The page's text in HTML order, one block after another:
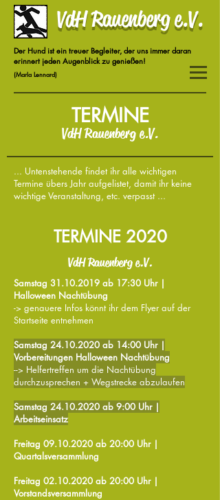
VdH Rauenberg e.V.
Der Hund ist ein treuer Begleiter, der uns immer daran
erinnert jeden Augenblick zu genießen!
(Marla Lennard)
TERMINE
VdH Rauenberg e.V.
... Untenstehende findet ihr alle wichtigen
Termine übers Jahr aufgelistet, damit ihr keine
wichtige Veranstaltung, etc. verpasst ...
TERMINE 2020
VdH Rauenberg e.V.
Samstag 31.10.2019 ab 17:30 Uhr |
Halloween Nachtübung
-> genauere Infos könnt ihr dem Flyer auf der
Startseite entnehmen
Samstag 24.10.2020 ab 14:00 Uhr |
Vorbereitungen Halloween Nachtübung
--> Helfertreffen um die Nachtübung
durchzusprechen + Wegstrecke abzulaufen
Samstag 24.10.2020 ab 9:00 Uhr |
Arbeitseinsatz
Freitag 09.10.2020 ab 20:00 Uhr |
Quartalsversammlung
Freitag 02.10.2020 ab 20:00 Uhr |
Vorstandsversammlung